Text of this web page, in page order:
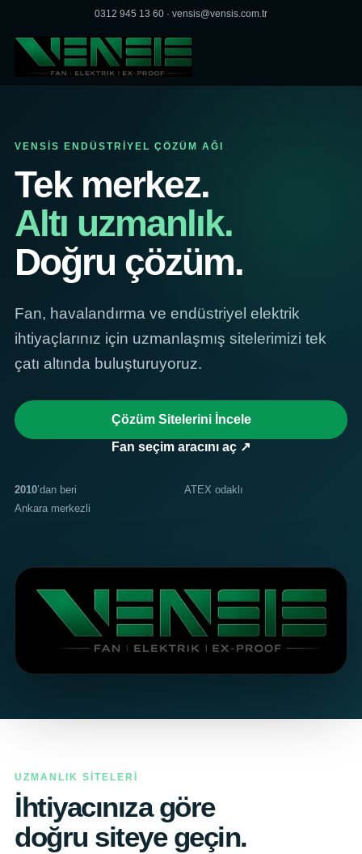
0312 945 13 60 · vensis@vensis.com.tr
VENSİS ENDÜSTRİYEL ÇÖZÜM AĞI
Tek merkez.
Altı uzmanlık.
Doğru çözüm.
Fan, havalandırma ve endüstriyel elektrik
ihtiyaçlarınız için uzmanlaşmış sitelerimizi tek
çatı altında buluşturuyoruz.
Çözüm Sitelerini İncele
Fan seçim aracını aç ↗
2010’dan beri
ATEX odaklı
Ankara merkezli
UZMANLIK SİTELERİ
İhtiyacınıza göre
doğru siteye geçin.